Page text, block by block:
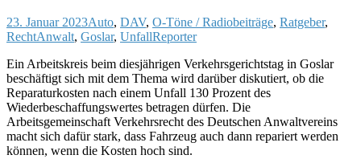
23. Januar 2023Auto, DAV, O-Töne / Radiobeiträge, Ratgeber,
RechtAnwalt, Goslar, UnfallReporter
Ein Arbeitskreis beim diesjährigen Verkehrsgerichtstag in Goslar
beschäftigt sich mit dem Thema wird darüber diskutiert, ob die
Reparaturkosten nach einem Unfall 130 Prozent des
Wiederbeschaffungswertes betragen dürfen. Die
Arbeitsgemeinschaft Verkehrsrecht des Deutschen Anwaltvereins
macht sich dafür stark, dass Fahrzeug auch dann repariert werden
können, wenn die Kosten hoch sind.